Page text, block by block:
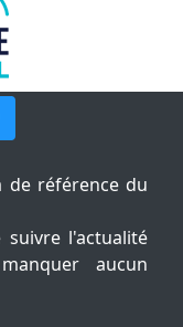
de référence du
l'actualité
aucun